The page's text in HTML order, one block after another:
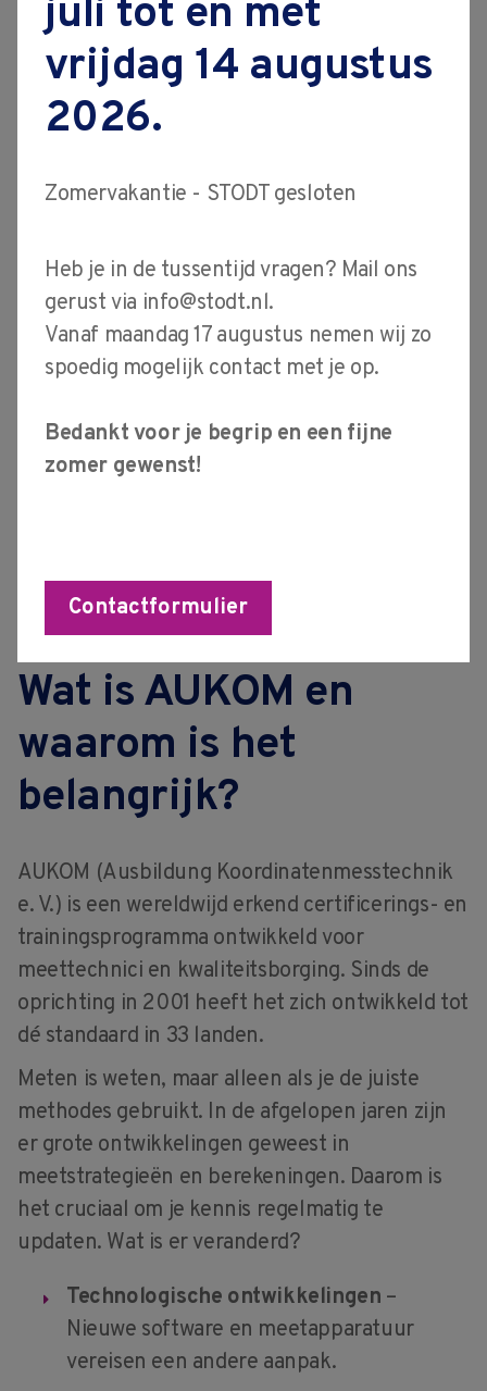
vacatures
contact
Moderne productietechnieken
veranderen razendsnel. Als
meettechnicus moet je niet alleen met
maar ook begrijpen hoe
ontwikkelen. Alleen met up-to-date
kennis kun je meetonzekerheden
verminderen, gerichter communiceren
en betrouwbare meetresultaten
de standaard cursussen, elke vijf jaar
een update cursus. In 2025 staat er
Wat is AUKOM en
waarom is het
belangrijk?
AUKOM (Ausbildung Koordinatenmesstechnik
e. V.) is een wereldwijd erkend certificerings- en
trainingsprogramma ontwikkeld voor
meettechnici en kwaliteitsborging. Sinds de
oprichting in 2001 heeft het zich ontwikkeld tot
dé standaard in 33 landen.
Meten is weten, maar alleen als je de juiste
methodes gebruikt. In de afgelopen jaren zijn
er grote ontwikkelingen geweest in
meetstrategieën en berekeningen. Daarom is
het cruciaal om je kennis regelmatig te
updaten. Wat is er veranderd?
Technologische ontwikkelingen –
Nieuwe software en meetapparatuur
vereisen een andere aanpak.
juli tot en met
vrijdag 14 augustus
2026.
Zomervakantie - STODT gesloten
Heb je in de tussentijd vragen? Mail ons
gerust via info@stodt.nl.
Vanaf maandag 17 augustus nemen wij zo
spoedig mogelijk contact met je op.
Bedankt voor je begrip en een fijne
zomer gewenst!
Contactformulier